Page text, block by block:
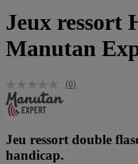
Jeux ressort
Manutan
(0)
Jeu ressort double
handicap.